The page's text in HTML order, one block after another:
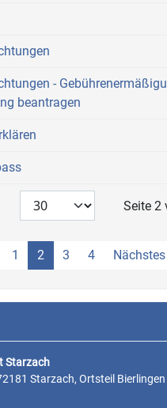
Seite 2
1 2 3 4 Nächstes
-
beantragen
Starzach
Starzach, Ortsteil Bierlingen